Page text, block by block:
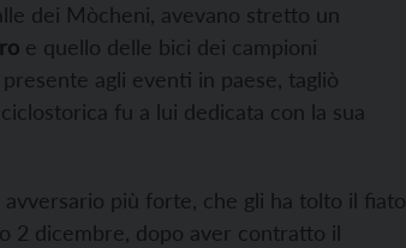
dei Mòcheni, avevano stretto un
e quello delle bici dei campioni
agli eventi in paese, tagliò
fu a lui dedicata con la sua
più forte, che gli ha tolto il fiato
2 dicembre, dopo aver contratto il